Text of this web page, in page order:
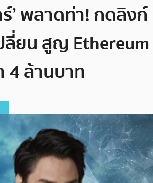
ร์’ พลาดท่า! กดลิงก์
ลี่ยน สูญ Ethereum
4 ล้านบาท